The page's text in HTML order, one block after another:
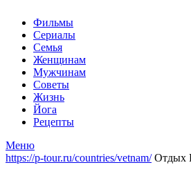
Фильмы
Сериалы
Семья
Женщинам
Мужчинам
Советы
Жизнь
Йога
Рецепты
Меню
https://p-tour.ru/countries/vetnam/Отдых